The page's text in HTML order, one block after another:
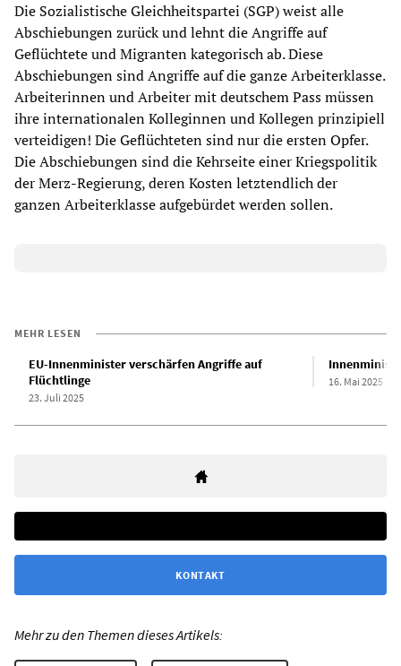
Die Sozialistische Gleichheitspartei (SGP) weist alle
Abschiebungen zurück und lehnt die Angriffe auf
Geflüchtete und Migranten kategorisch ab. Diese
Abschiebungen sind Angriffe auf die ganze Arbeiterklasse.
Arbeiterinnen und Arbeiter mit deutschem Pass müssen
ihre internationalen Kolleginnen und Kollegen prinzipiell
verteidigen! Die Geflüchteten sind nur die ersten Opfer.
Die Abschiebungen sind die Kehrseite einer Kriegspolitik
der Merz-Regierung, deren Kosten letztendlich der
ganzen Arbeiterklasse aufgebürdet werden sollen.
MEHR LESEN
EU-Innenminister verschärfen Angriffe auf
Flüchtlinge
23. Juli 2025
16. Mai 2025
KONTAKT
Mehr zu den Themen dieses Artikels: